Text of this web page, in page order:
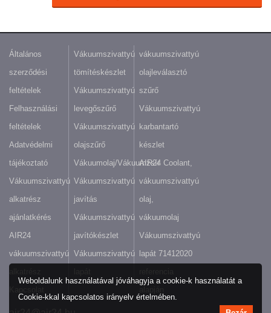
Általános
szerződési
feltételek
Felhasználási
feltételek
Adatvédelmi
tájékoztató
Vákuumszivattyú
alkatrész
ajánlatkérés
AIR24
vákuumszivattyú
Vákuumszivattyú
tömítéskészlet
Vákuumszivattyú
levegőszűrő
Vákuumszivattyú
olajszűrő
Vákuumolaj/Vákuumzsír
Vákuumszivattyú
javítás
Vákuumszivattyú
javítókészlet
Vákuumszivattyú
vákuumszivattyú
olajleválasztó
szűrő
Vákuumszivattyú
karbantartó
készlet
AIR24 Coolant,
vákuumszivattyú
olaj,
vákuumolaj
Vákuumszivattyú
lapát 71412020
Weboldalunk használatával jóváhagyja a cookie-k használatát a
Cookie-kkal kapcsolatos irányelv értelmében.